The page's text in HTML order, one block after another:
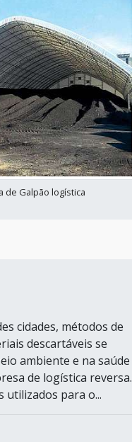
de Galpão logística
cidades, métodos de
descartáveis se
ambiente e na saúde
de logística reversa.
para o...